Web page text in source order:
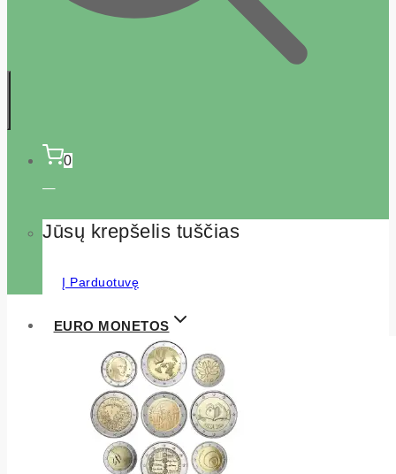
0
Jūsų krepšelis tuščias
Į Parduotuvę
EURO MONETOS